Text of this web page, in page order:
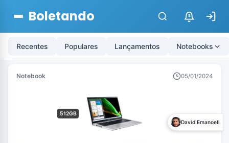
Boletando $
Recentes Populares Lançamentos Notebooks
Notebook 05/01/2024
512GB
David Emanoell